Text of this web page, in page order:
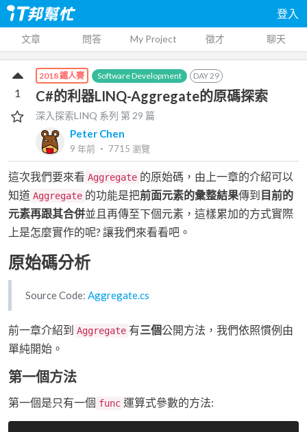
登入
文章 問答 My Project 徵才 聊天
2018 鐵人賽 Software Development DAY29
C#的利器LINQ-Aggregate的原碼探索
深入探索LINQ 系列 第29 篇
Peter Chen
9 年前 ‧ 7715 瀏覽
1
這次我們要來看 Aggregate 的原始碼，由上一章的介紹可以
知道 Aggregate 的功能是把前面元素的彙整結果傳到 目前的
元素再跟其合併並且再傳至下個元素，這樣累加的方式實際
上是怎麼實作的呢? 讓我們來看看吧。
原始碼分析
Source Code: Aggregate.cs
前一章介紹到 Aggregate 有三個公開方法，我們依照慣例由
單純開始。
第一個方法
第一個是只有一個 func 運算式參數的方法: